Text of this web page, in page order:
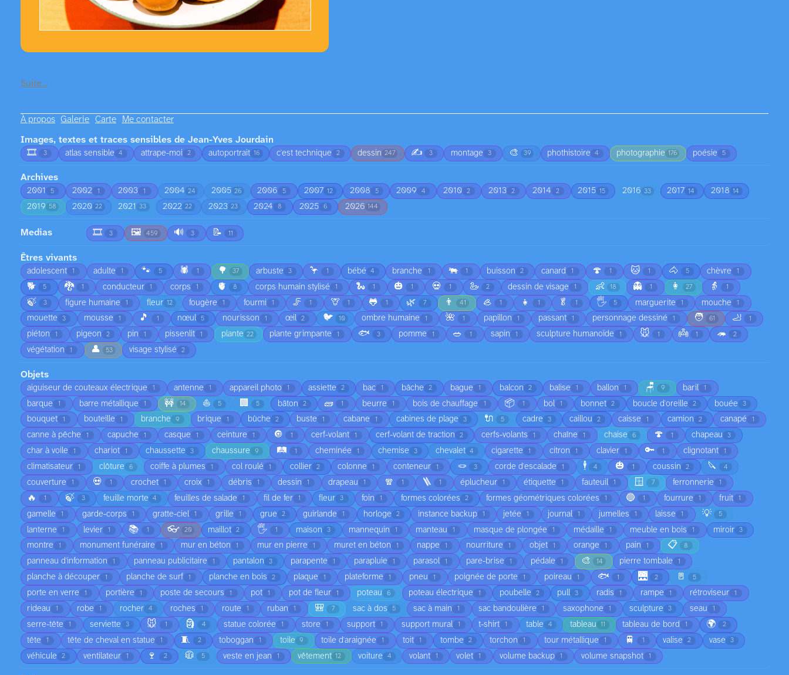
Suite…
À propos Galerie Carte Me contacter
Images, textes et traces sensibles de Jean-Yves Jourdain
🎞️
3 atlas sensible 4 attrape-moi 2 autoportrait 16 c'est technique 2 dessin 247 ✍️ 3 montage 3 🎨 39 phothistoire 4 photographie 176 poésie 5
Archives
2001 5 2002 1 2003 1 2004 24 2005 26 2006 5 2007 12 2008 5 2009 4 2010 2 2013 2 2014 2 2015 15 2016 33 2017 14 2018 14
2019 58 2020 22 2021 33 2022 22 2023 23 2024 8 2025 6 2026 144
Medias 🎞️ 3 🖼️ 459 🔊 3 📝 11
Êtres vivants
adolescent 1 adulte 1 🐾 5 🕷️ 1 🌳 37 arbuste 3 🦩 1 bébé 4 branche 1 🐃 1 buisson 2 canard 1 🍄 1 🐱 1 🐴 5 chèvre 1
🐕 5 🐉 1 conducteur 1 corps 1 🫀 8 corps humain stylisé 1 🐍 1 🎃 1 💀 1 🦢 2 dessin de visage 1 👶 18 👻 1 👩 27 👵 1
🍃 3 figure humaine 1 fleur 12 fougère 1 fourmi 1 🦵 1 🦒 1 🐸 1 🌿 7 👨 41 🦪 1 👧 1 🥬 1 🖐️ 5 marguerite 1 mouche 1
mouette 3 mousse 1 🎵 1 nœul 5 nourisson 1 œil 2 🐦 10 ombre humaine 1 🌺 1 papillon 1 passant 1 personnage dessiné 1 🧑 61 🦶 1
piéton 1 pigeon 2 pin 1 pissenlit 1 plante 22 plante grimpante 1 🐟 3 pomme 1 🥗 1 sapin 1 sculpture humanoïde 1 🐭 1 👼 1 🦔 2
végétation 1 👤 53 visage stylisé 2
Objets
aiguiseur de couteaux électrique 1 antenne 1 appareil photo 1 assiette 2 bac 1 bâche 2 bague 1 balcon 2 balise 1 ballon 1 🪑 9 baril 1
barque 1 barre métallique 1 🚧 14 ⛵ 5 🏢 5 bâton 2 🧱 1 beurre 1 bois de chauffage 1 📦 1 bol 1 bonnet 2 boucle d'oreille 2 bouée 3
bouquet 1 bouteille 1 branche 9 brique 1 bûche 2 buste 1 cabane 1 cabines de plage 3 🔌 5 cadre 3 caillou 2 caisse 1 camion 2 canapé 1
canne à pêche 1 capuche 1 casque 1 ceinture 1 🔘 1 cerf-volant 1 cerf-volant de traction 2 cerfs-volants 1 chaîne 1 chaise 6 🍄 1 chapeau 3
char à voile 1 chariot 1 chaussette 3 chaussure 9 🛤️ 1 cheminée 1 chemise 3 chevalet 4 cigarette 1 citron 1 clavier 1 🔑 1 clignotant 1
climatisateur 1 clôture 6 coiffe à plumes 1 col roulé 1 collier 2 colonne 1 conteneur 1 🪢 3 corde d'escalade 1 🕴️ 4 🎃 1 coussin 2 🔪 4
couverture 1 💀 1 crochet 1 croix 1 débris 1 dessin 1 drapeau 1 🧣 1 🪜 1 éplucheur 1 étiquette 1 fauteuil 1 🪟 7 ferronnerie 1
🔥 1 🍃 3 feuille morte 4 feuilles de salade 1 fil de fer 1 fleur 3 foin 1 formes colorées 2 formes géométriques colorées 1 🔵 1 fourrure 1 fruit 1
gamelle 1 garde-corps 1 gratte-ciel 1 grille 1 grue 2 guirlande 1 horloge 2 instance backup 1 jetée 1 journal 1 jumelles 1 laisse 1 💡 5
lanterne 1 levier 1 📚 1 👓 20 maillot 2 🖐️ 1 maison 3 mannequin 1 manteau 1 masque de plongée 1 médaille 1 meuble en bois 1 miroir 3
montre 1 monument funéraire 1 mur en béton 1 mur en pierre 1 muret en béton 1 nappe 1 nourriture 1 objet 1 orange 1 pain 1 📋 8
panneau d'information 1 panneau publicitaire 1 pantalon 3 parapente 1 parapluie 1 parasol 1 pare-brise 1 pédale 1 🎨 14 pierre tombale 1
planche à découper 1 planche de surf 1 planche en bois 2 plaque 1 plateforme 1 pneu 1 poignée de porte 1 poireau 1 🐟 1 🌉 2 🚪 5
porte en verre 1 portière 1 poste de secours 1 pot 1 pot de fleur 1 poteau 6 poteau électrique 1 poubelle 2 pull 3 radis 1 rampe 1 rétroviseur 1
rideau 1 robe 1 rocher 4 roches 1 route 1 ruban 1 🎒 7 sac à dos 5 sac à main 1 sac bandoulière 1 saxophone 1 sculpture 3 seau 1
serre-tête 1 serviette 3 🐭 1 🗿 4 statue colorée 1 store 1 support 1 support mural 1 t-shirt 1 table 4 tableau 11 tableau de bord 1 🌍 2
tête 1 tête de cheval en statue 1 🧵 2 toboggan 1 toile 9 toile d'araignée 1 toit 1 tombe 2 torchon 1 tour métallique 1 🚆 1 valise 2 vase 3
véhicule 2 ventilateur 1 🍷 2 🧥 5 veste en jean 1 vêtement 12 voiture 4 volant 1 volet 1 volume backup 1 volume snapshot 1